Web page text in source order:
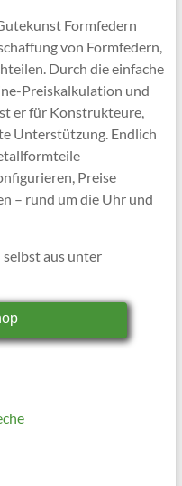
Formfedern
von Formfedern,
Durch die einfache
Preiskalkulation und
er für Konstrukteure,
Unterstützung. Endlich
Preise
– rund um die Uhr und
selbst aus unter